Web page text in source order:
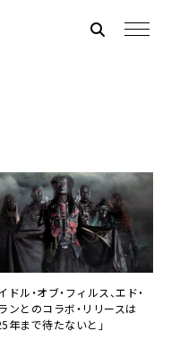
ドル・オブ・フィルス、エド・
ンとのコラボ・リリースは
年まで待たないと」